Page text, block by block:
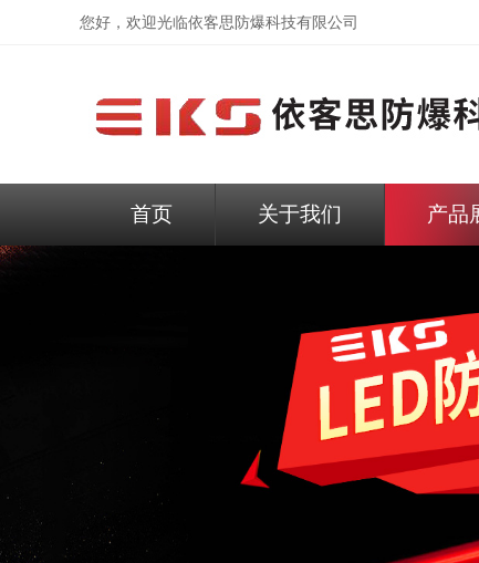
您好，欢迎光临依客思防爆科技有限公司
首页 关于我们 产品